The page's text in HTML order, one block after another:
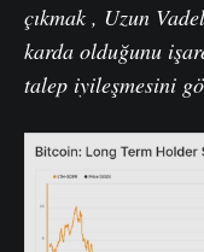
çıkmak , Uzun
karda olduğunu
talep iyileşmesini